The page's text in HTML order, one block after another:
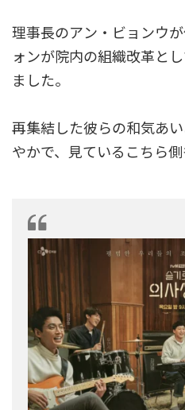
理事長のアン・ビョンウ
ォンが院内の組織改革と
ました。
再集結した彼らの和気あ
やかで、見ているこちら側